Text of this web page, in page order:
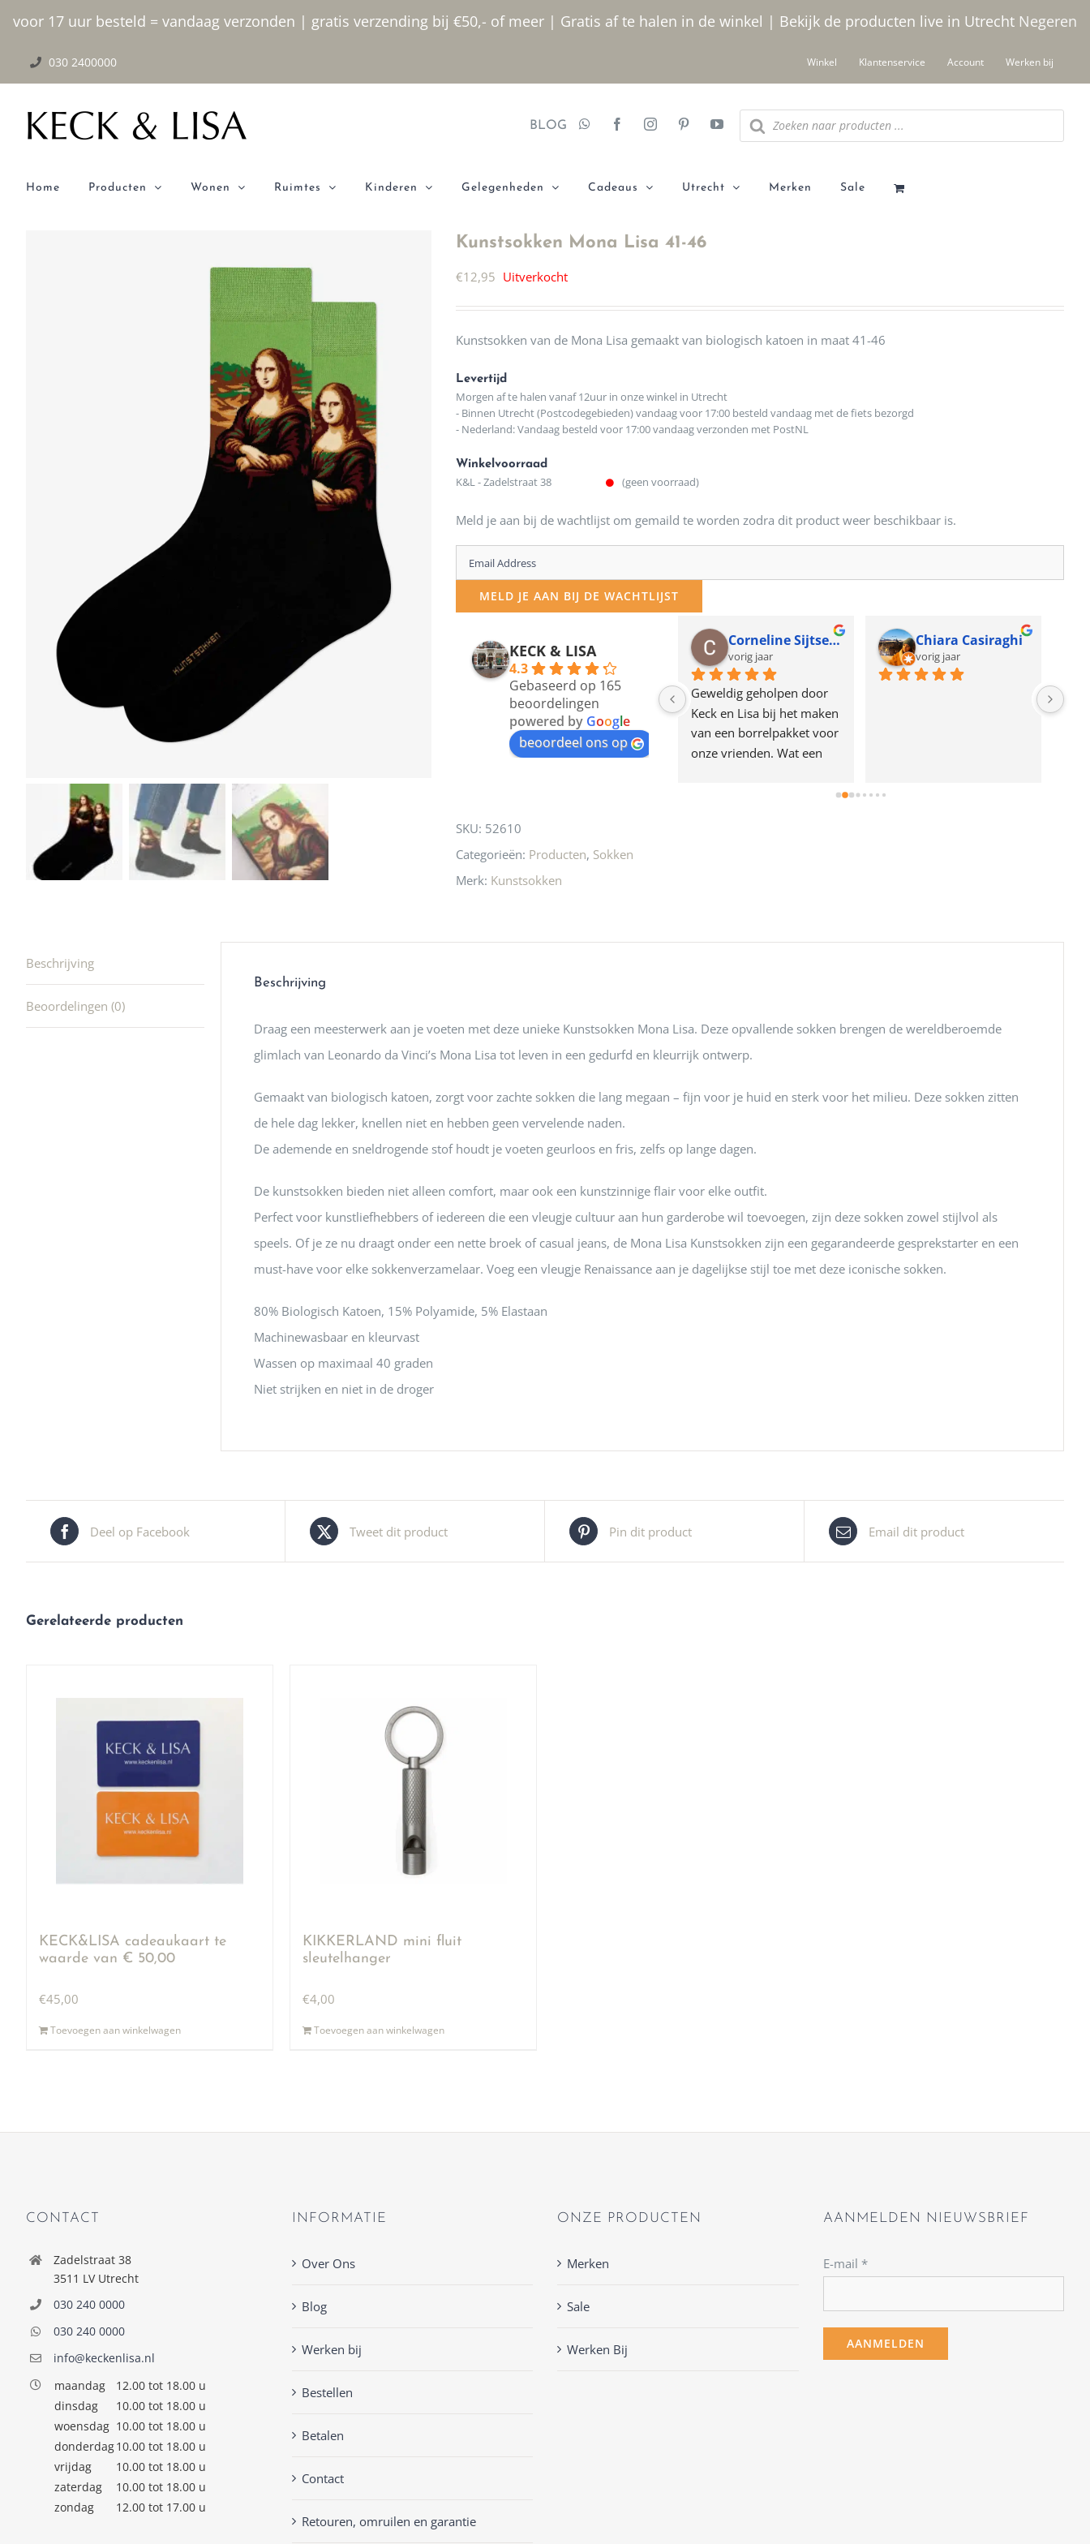
voor 17 uur besteld = vandaag verzonden | gratis verzending bij €50,- of meer | Gratis af te halen in de winkel | Bekijk de producten live in Utrecht Negeren
inhoud
030 2400000 Winkel Klantenservice Account Werken bij
BLOG
Producten
zoeken
Home Producten Wonen Ruimtes Kinderen Gelegenheden Cadeaus Utrecht Merken Sale
Kunstsokken Mona Lisa 41-46
€12,95 Uitverkocht
Kunstsokken van de Mona Lisa gemaakt van biologisch katoen in maat 41-46
Levertijd
Morgen af te halen vanaf 12uur in onze winkel in Utrecht
- Binnen Utrecht (Postcodegebieden) vandaag voor 17:00 besteld vandaag met de fiets bezorgd
- Nederland: Vandaag besteld voor 17:00 vandaag verzonden met PostNL
Winkelvoorraad
K&L - Zadelstraat 38 (geen voorraad)
Meld je aan bij de wachtlijst om gemaild te worden zodra dit product weer beschikbaar is.
Enter
your
email
MELD JE AAN BIJ DE WACHTLIJST
KECK & LISA
4.3
Gebaseerd op 165
beoordelingen
powered by Google
beoordeel ons op
ook heel aardig en gezellig
🩷
12 maanden geleden
Waarom in hemelsnaam
de woonwinkel op de
klippen  laten lopen? Waar
moeten nu de design
Corneline Sijtsema
vorig jaar
Geweldig geholpen door
Keck en Lisa bij het maken
van een borrelpakket voor
onze vrienden. Wat een
Chiara Casiraghi
vorig jaar
SKU: 52610
Categorieën: Producten, Sokken
Merk: Kunstsokken
Beschrijving
Beoordelingen (0)
Beschrijving
Draag een meesterwerk aan je voeten met deze unieke Kunstsokken Mona Lisa. Deze opvallende sokken brengen de wereldberoemde
glimlach van Leonardo da Vinci’s Mona Lisa tot leven in een gedurfd en kleurrijk ontwerp.
Gemaakt van biologisch katoen, zorgt voor zachte sokken die lang megaan – fijn voor je huid en sterk voor het milieu. Deze sokken zitten
de hele dag lekker, knellen niet en hebben geen vervelende naden.
De ademende en sneldrogende stof houdt je voeten geurloos en fris, zelfs op lange dagen.
De kunstsokken bieden niet alleen comfort, maar ook een kunstzinnige flair voor elke outfit.
Perfect voor kunstliefhebbers of iedereen die een vleugje cultuur aan hun garderobe wil toevoegen, zijn deze sokken zowel stijlvol als
speels. Of je ze nu draagt onder een nette broek of casual jeans, de Mona Lisa Kunstsokken zijn een gegarandeerde gesprekstarter en een
must-have voor elke sokkenverzamelaar. Voeg een vleugje Renaissance aan je dagelijkse stijl toe met deze iconische sokken.
80% Biologisch Katoen, 15% Polyamide, 5% Elastaan
Machinewasbaar en kleurvast
Wassen op maximaal 40 graden
Niet strijken en niet in de droger
Deel op Facebook Tweet dit product Pin dit product Email dit product
Gerelateerde producten
KECK&LISA cadeaukaart te
waarde van € 50,00
€45,00
Toevoegen aan winkelwagen
KIKKERLAND mini fluit
sleutelhanger
€4,00
Toevoegen aan winkelwagen
CONTACT
Zadelstraat 38
3511 LV Utrecht
030 240 0000
030 240 0000
info@keckenlisa.nl
maandag
12.00 tot 18.00 u
dinsdag
10.00 tot 18.00 u
woensdag 10.00 tot 18.00 u
donderdag10.00 tot 18.00 u
vrijdag
10.00 tot 18.00 u
zaterdag
10.00 tot 18.00 u
zondag
12.00 tot 17.00 u
INFORMATIE
Over Ons
Blog
Werken bij
Bestellen
Betalen
Contact
Retouren, omruilen en garantie
ONZE PRODUCTEN
Merken
Sale
Werken Bij
AANMELDEN NIEUWSBRIEF
E-mail *